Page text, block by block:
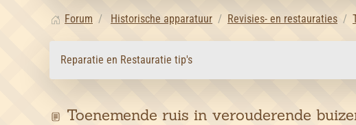
Forum Historische apparatuur Revisies- en restauraties
Reparatie en Restauratie tip's
Toenemende ruis in verouderende